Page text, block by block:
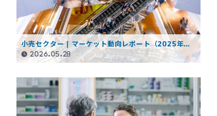
小売セクター | マーケット動向レポート（2025年度
決算概要）
2026.05.28